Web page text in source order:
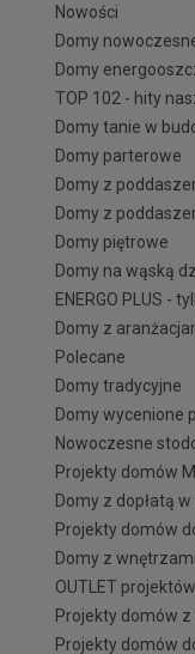
Nowości
Domy
Domy
TOP 102 - hity
Domy tanie w
Domy parterowe
Domy z
Domy z
Domy piętrowe
Domy na wąską
ENERGO PLUS -
Domy z
Polecane
Domy tradycyjne
Domy wycenione
Nowoczesne
Projekty domów
Domy z dopłatą
Projekty domów
Domy z
OUTLET projektów
Projekty domów
Projekty domów